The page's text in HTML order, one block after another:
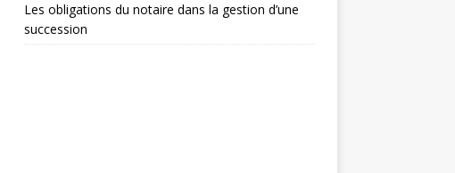
Les obligations du notaire dans la gestion d’une
succession